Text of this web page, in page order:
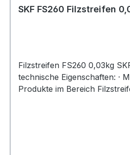
SKF FS260 Filzstreifen
Filzstreifen FS260 0,03kg
technische Eigenschaften: ·
Produkte im Bereich